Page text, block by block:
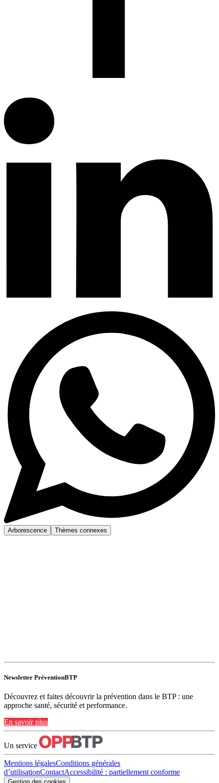
Arborescence Thèmes connexes
Newsletter PréventionBTP
Découvrez et faites découvrir la prévention dans le BTP : une
approche santé, sécurité et performance.
En savoir plus
Un service
Mentions légalesConditions générales
d’utilisationContactAccessibilité : partiellement conforme